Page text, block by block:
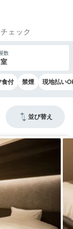
ェック
数
食付 禁煙 現地払い
並び替え